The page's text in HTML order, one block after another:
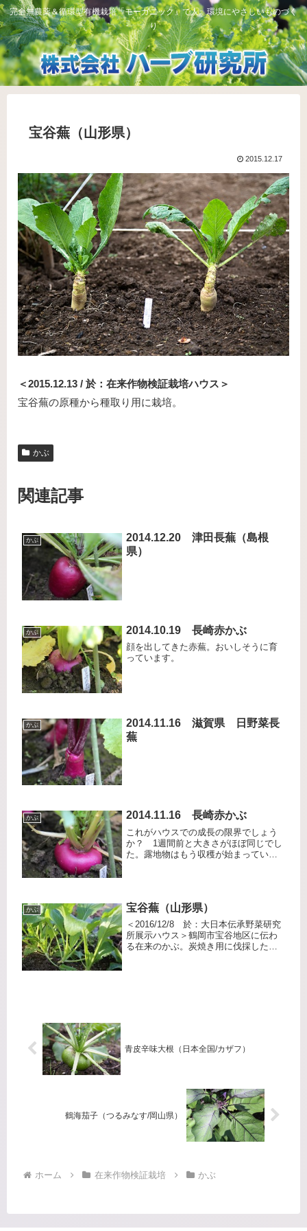
完全無農薬＆循環型有機栽培「モーガニック」で人、環境にやさしいものづく
り
宝谷蕪（山形県）
2015.12.17
＜2015.12.13 / 於：在来作物検証栽培ハウス＞
宝谷蕪の原種から種取り用に栽培。
かぶ
関連記事
かぶ
2014.12.20 津田長蕪（島根
県）
かぶ 2014.10.19 長崎赤かぶ
顔を出してきた赤蕪。おいしそうに育
っています。
かぶ
2014.11.16 滋賀県 日野菜長
蕪
かぶ 2014.11.16 長崎赤かぶ
これがハウスでの成長の限界でしょう
か？ 1週間前と大きさがほぼ同じでし
た。露地物はもう収穫が始まっていま
かぶ 宝谷蕪（山形県）
＜2016/12/8 於：大日本伝承野菜研究
所展示ハウス＞鶴岡市宝谷地区に伝わ
る在来のかぶ。炭焼き用に伐採した跡
青皮辛味大根（日本全国/カザフ）
鶴海茄子（つるみなす/岡山県）
ホーム 在来作物検証栽培 かぶ